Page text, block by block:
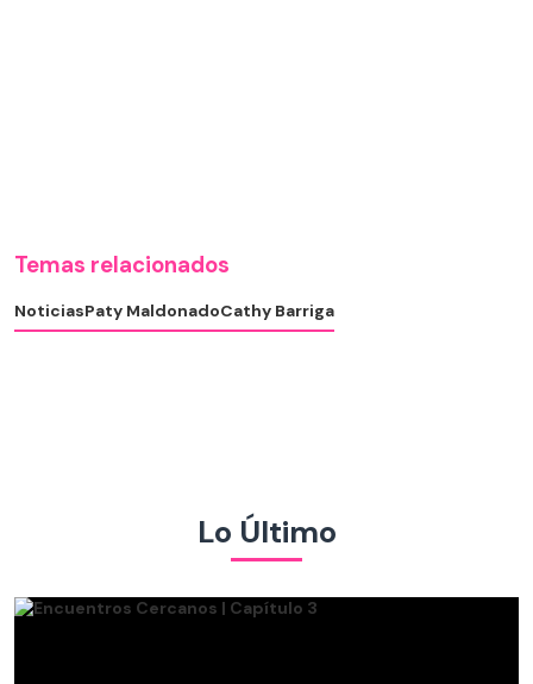
Temas relacionados
NoticiasPaty MaldonadoCathy Barriga
Lo Último